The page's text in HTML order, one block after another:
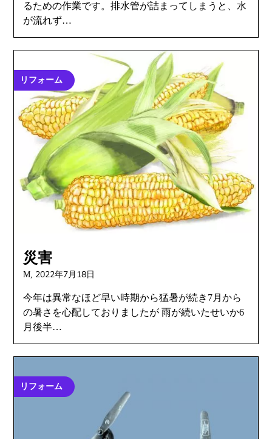
るための作業です。排水管が詰まってしまうと、水
が流れず…
リフォーム
災害
M, 2022年7月18日
今年は異常なほど早い時期から猛暑が続き7月から
の暑さを心配しておりましたが 雨が続いたせいか6
月後半…
リフォーム